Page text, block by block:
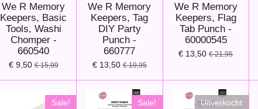
We R Memory
Keepers, Basic
Tools, Washi
Chomper -
660540
€ 9,50 € 15,99
We R Memory
Keepers, Tag
DIY Party
Punch -
660777
€ 13,50 € 19,95
We R Memory
Keepers, Flag
Tab Punch -
60000545
€ 13,50 € 21,95
Sale! Sale! Uitverkocht